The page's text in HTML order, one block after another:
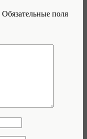
Обязательные поля